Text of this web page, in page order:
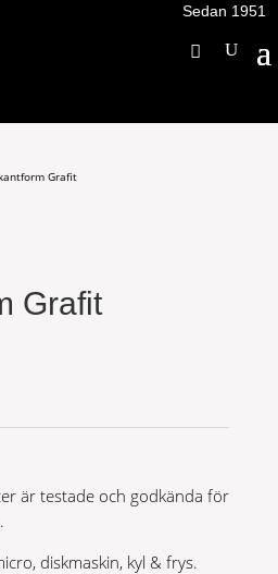
Sedan 1951
Grafit
Grafit
är testade och godkända för
diskmaskin, kyl & frys.